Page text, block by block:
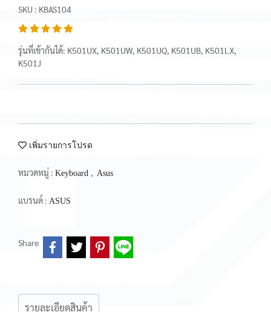
SKU : KBAS104
รุ่นที่เข้ากันได้: K501UX, K501UW, K501UQ, K501UB, K501LX,
K501J
เพิ่มรายการโปรด
หมวดหมู่ : Keyboard , Asus
แบรนด์ : ASUS
Share
รายละเอียดสินค้า